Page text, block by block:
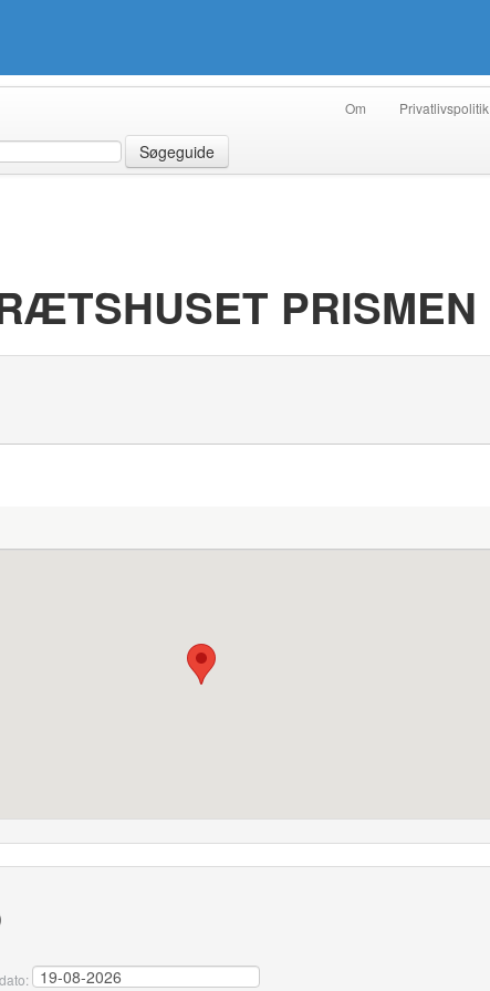
Om Privatlivspolitik
Søgeguide
PRISMEN